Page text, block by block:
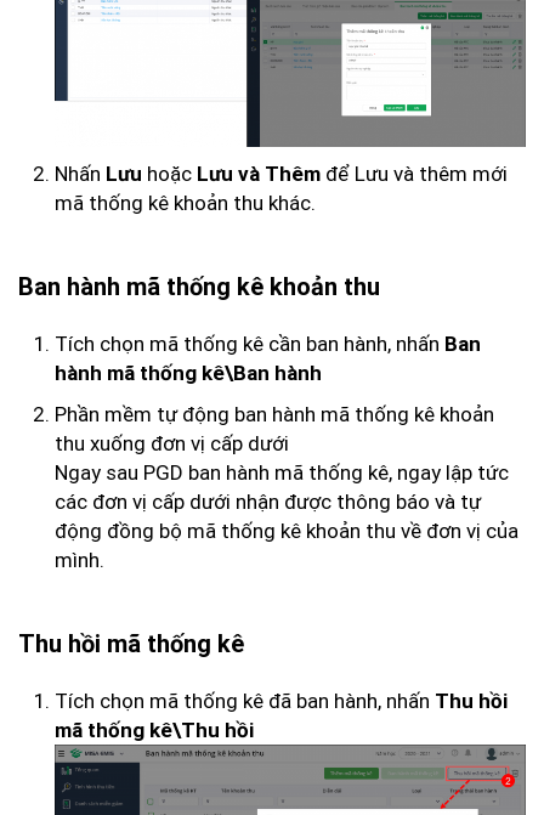
Nhấn Lưu hoặc Lưu và Thêm để Lưu và thêm mới
mã thống kê khoản thu khác.
Ban hành mã thống kê khoản thu
Tích chọn mã thống kê cần ban hành, nhấn Ban
hành mã thống kê\Ban hành
Phần mềm tự động ban hành mã thống kê khoản
thu xuống đơn vị cấp dưới
Ngay sau PGD ban hành mã thống kê, ngay lập tức
các đơn vị cấp dưới nhận được thông báo và tự
động đồng bộ mã thống kê khoản thu về đơn vị của
mình.
Thu hồi mã thống kê
Tích chọn mã thống kê đã ban hành, nhấn Thu hồi
mã thống kê\Thu hồi